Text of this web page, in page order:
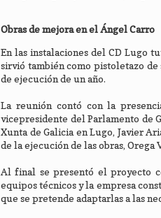
Obras de mejora en el Ángel Carro
En las instalaciones del CD Lugo
sirvió también como pistoletazo de
de ejecución de un año.
La reunión contó con la
vicepresidente del Parlamento de
Xunta de Galicia en Lugo, Javier
de la ejecución de las obras, Orega
Al final se presentó el proyecto
equipos técnicos y la empresa
que se pretende adaptarlas a las